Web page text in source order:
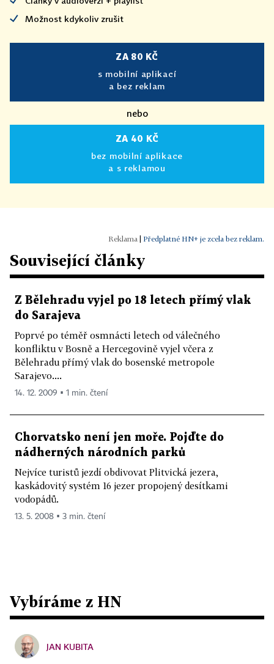
Možnost kdykoliv zrušit
ZA 80 KČ
s mobilní aplikací
a bez reklam
nebo
ZA 40 KČ
bez mobilní aplikace
a s reklamou
Předplatné HN+ je zcela bez reklam.
Související články
Z Bělehradu vyjel po 18 letech přímý vlak
do Sarajeva
Poprvé po téměř osmnácti letech od válečného
konfliktu v Bosně a Hercegovině vyjel včera z
Bělehradu přímý vlak do bosenské metropole
Sarajevo....
14. 12. 2009 ▪ 1 min. čtení
Chorvatsko není jen moře. Pojďte do
nádherných národních parků
Nejvíce turistů jezdí obdivovat Plitvická jezera,
kaskádovitý systém 16 jezer propojený desítkami
vodopádů.
13. 5. 2008 ▪ 3 min. čtení
Vybíráme z HN
JAN KUBITA